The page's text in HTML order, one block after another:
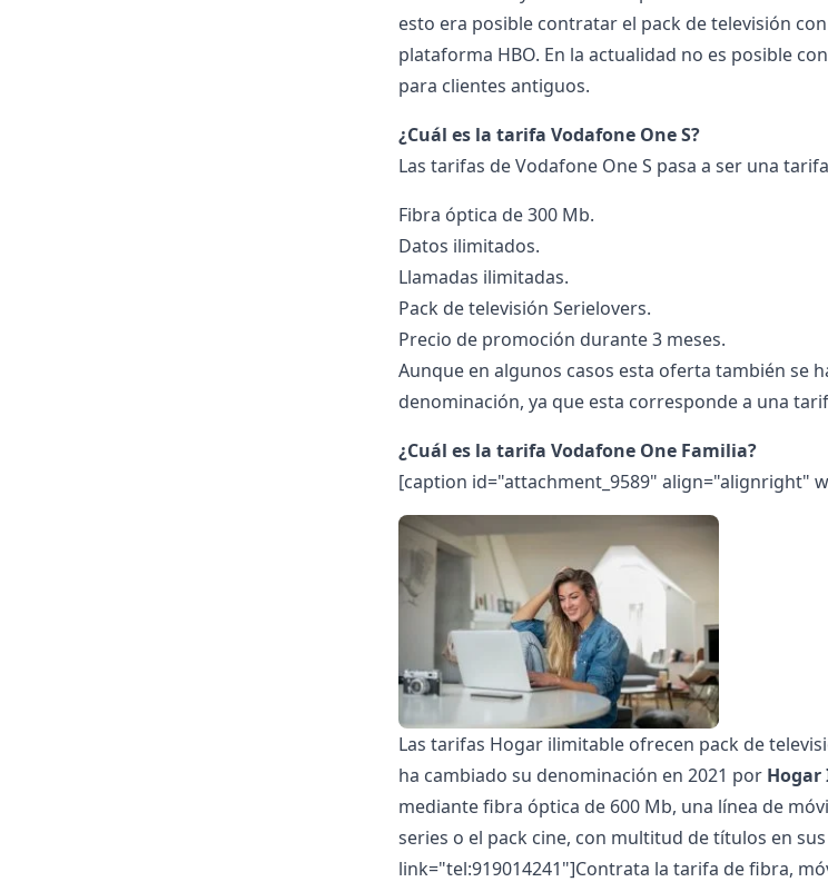
esto era posible contratar el pack de televisión
plataforma HBO. En la actualidad no es posible
para clientes antiguos.
¿Cuál es la tarifa Vodafone One S?
Las tarifas de Vodafone One S pasa a ser una
Fibra óptica de 300 Mb.
Datos ilimitados.
Llamadas ilimitadas.
Pack de televisión Serielovers.
Precio de promoción durante 3 meses.
Aunque en algunos casos esta oferta también se
denominación, ya que esta corresponde a una
¿Cuál es la tarifa Vodafone One Familia?
[caption id="attachment_9589" align="alignright"
Las tarifas Hogar ilimitable ofrecen pack de
ha cambiado su denominación en 2021 por
mediante fibra óptica de 600 Mb, una línea de
series o el pack cine, con multitud de títulos en
link="tel:919014241"]Contrata la tarifa de fibra,